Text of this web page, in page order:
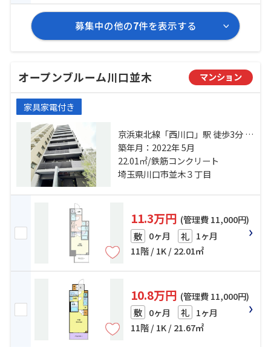
募集中の他の7件を表示する
オープンブルーム川口並木 マンション
家具家電付き
京浜東北線「西川口」駅 徒歩3分 京
浜東北線「蕨」駅 徒歩28分 京浜東
北線「川口」駅 徒歩28分
築年月：2022年 5月
22.01㎡/鉄筋コンクリート
埼玉県川口市並木３丁目
11.3万円 (管理費 11,000円)
敷 0ヶ月 礼 1ヶ月
11階 / 1K / 22.01㎡
10.8万円 (管理費 11,000円)
敷 0ヶ月 礼 1ヶ月
11階 / 1K / 21.67㎡